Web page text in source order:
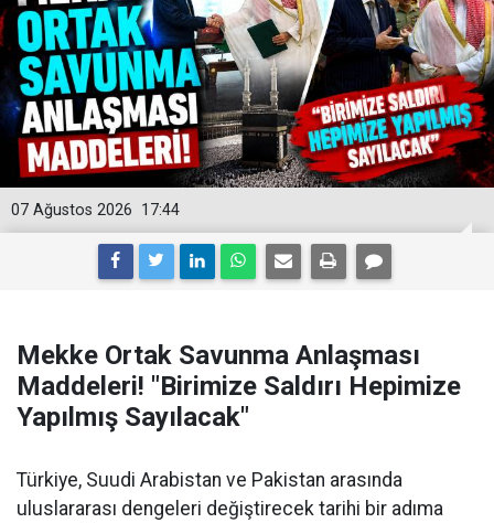
17:44
07 Ağustos 2026
Mekke Ortak Savunma Anlaşması
Maddeleri! "Birimize Saldırı Hepimize
Yapılmış Sayılacak"
Türkiye, Suudi Arabistan ve Pakistan arasında
uluslararası dengeleri değiştirecek tarihi bir adıma